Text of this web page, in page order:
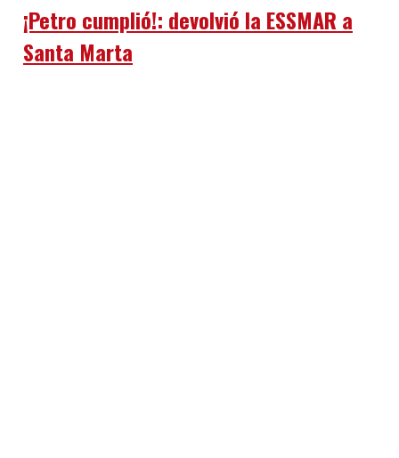
¡Petro cumplió!: devolvió la ESSMAR a
Santa Marta